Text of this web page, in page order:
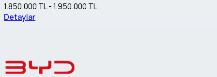
1.850.000 TL - 1.950.000 TL
Detaylar